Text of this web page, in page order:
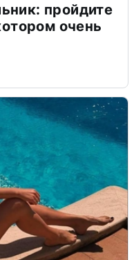
пройдите
очень